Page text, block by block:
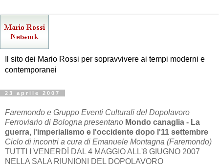
Il sito dei Mario Rossi per sopravvivere ai tempi moderni e
contemporanei
23 aprile 2007
Faremondo e Gruppo Eventi Culturali del Dopolavoro
Ferroviario di Bologna presentano Mondo canaglia - La
guerra, l'imperialismo e l'occidente dopo l'11 settembre
Ciclo di incontri a cura di Emanuele Montagna (Faremondo)
TUTTI I VENERDÌ DAL 4 MAGGIO ALL'8 GIUGNO 2007
NELLA SALA RIUNIONI DEL DOPOLAVORO